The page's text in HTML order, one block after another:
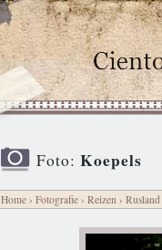
Foto: Koepels
Home › Fotografie › Reizen › Rusland